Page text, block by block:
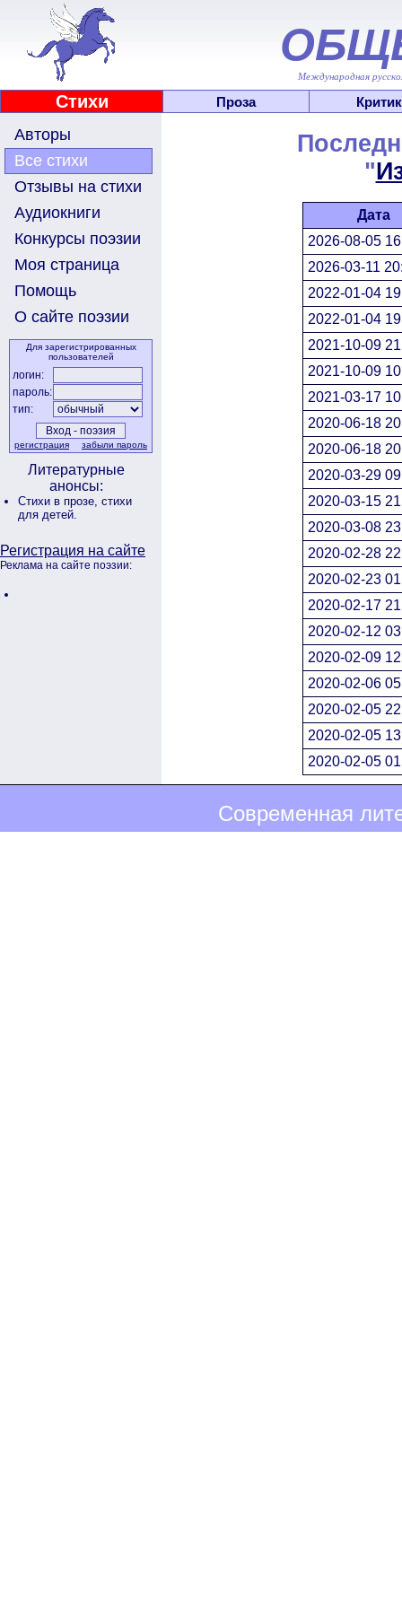
Международная
Стихи Проза
Авторы
Все стихи
Отзывы на стихи
Аудиокниги
Конкурсы поэзии
Моя страница
Помощь
О сайте поэзии
Для зарегистрированных
пользователей
логин:
пароль:
тип:
регистрация забыли пароль
Литературные
анонсы:
Стихи в прозе, стихи
для детей.
Регистрация на сайте
Реклама на сайте поэзии:
"
Дата
2026-08-05
2026-03-11
2022-01-04
2022-01-04
2021-10-09
2021-10-09
2021-03-17
2020-06-18
2020-06-18
2020-03-29
2020-03-15
2020-03-08
2020-02-28
2020-02-23
2020-02-17
2020-02-12
2020-02-09
2020-02-06
2020-02-05
2020-02-05
2020-02-05
Современная